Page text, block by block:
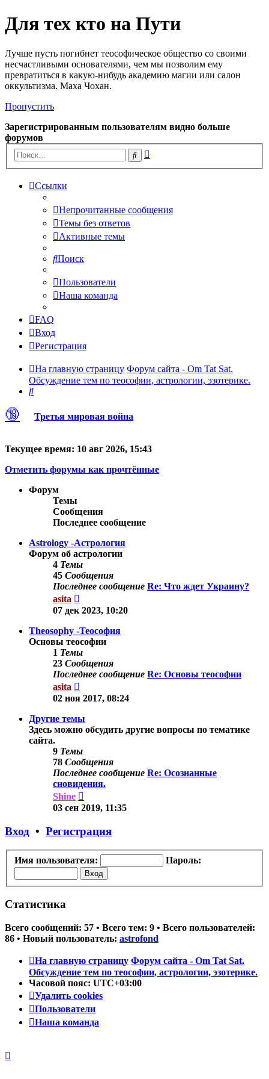
Для тех кто на Пути
Лучше пусть погибнет теософическое общество со своими
несчастливыми основателями, чем мы позволим ему
превратиться в какую-нибудь академию магии или салон
оккультизма. Маха Чохан.
Пропустить
Зарегистрированным пользователям видно больше
форумов
Поиск
Ссылки
Непрочитанные сообщения
Темы без ответов
Активные темы
Поиск
Пользователи
Наша команда
FAQ
Вход
Регистрация
На главную страницу Форум сайта - Om Tat Sat.
Обсуждение тем по теософии, астрологии, эзотерике.
Поиск
🔞 Третья мировая война
Текущее время: 10 авг 2026, 15:43
Отметить форумы как прочтённые
Форум
Темы
Сообщения
Последнее сообщение
Astrology -Астрология
Форум об астрологии
4 Темы
45 Сообщения
Последнее сообщение Re: Что ждет Украину?
asita
к
сообщению
07 дек 2023, 10:20
Theosophy -Теософия
Основы теософии
1 Темы
23 Сообщения
Последнее сообщение Re: Основы теософии
asita
к
сообщению
02 ноя 2017, 08:24
Другие темы
Здесь можно обсудить другие вопросы по тематике
сайта.
9 Темы
78 Сообщения
Последнее сообщение Re: Осознанные
сновидения.
Shine
к
03 сен 2019, 11:35
Вход • Регистрация
Имя пользователя: Пароль:
Статистика
Всего сообщений: 57 • Всего тем: 9 • Всего пользователей:
86 • Новый пользователь: astrofond
На главную страницу Форум сайта - Om Tat Sat.
Обсуждение тем по теософии, астрологии, эзотерике.
Часовой пояс: UTC+03:00
Удалить cookies
Пользователи
Наша команда